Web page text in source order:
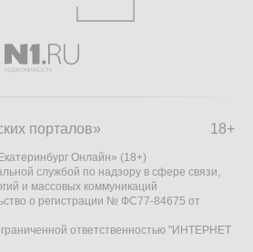
18+
порталов»
Онлайн» (18+)
службой по надзору в сфере связи,
и массовых коммуникаций
о регистрации № ФС77-84675 от
ответственностью "ИНТЕРНЕТ